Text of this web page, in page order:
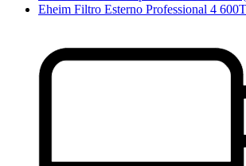
Eheim Filtro Esterno Professional 4 600T